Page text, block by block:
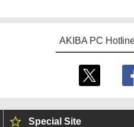
AKIBA PC
Special Site